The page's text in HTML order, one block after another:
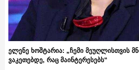
ელენე ხოშტარია: „ჩემი მეუღლისთვის
ვაკეთებდე, რაც მაინტერესებს“